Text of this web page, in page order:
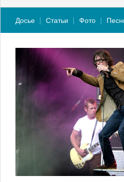
Досье Статьи Фото